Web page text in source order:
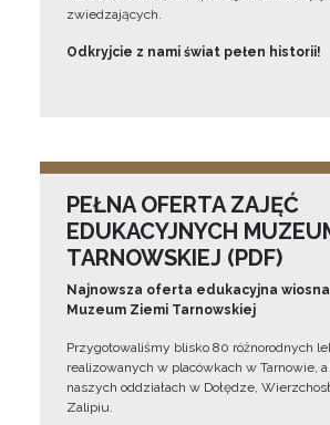
zwiedzających.
Odkryjcie z nami świat pełen historii!
PEŁNA OFERTA ZAJĘĆ
EDUKACYJNYCH
TARNOWSKIEJ (PDF)
Najnowsza oferta edukacyjna
Muzeum Ziemi Tarnowskiej
Przygotowaliśmy blisko 80 różnorodnych
realizowanych w placówkach w Tarnowie,
naszych oddziałach w Dołędze,
Zalipiu.